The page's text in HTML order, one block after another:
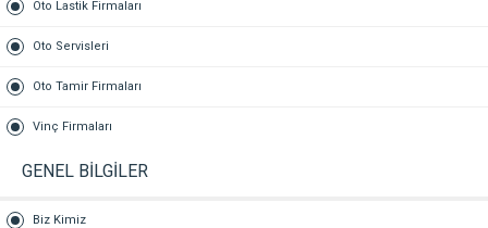
Oto Lastik Firmaları
Oto Servisleri
Oto Tamir Firmaları
Vinç Firmaları
GENEL BİLGİLER
Biz Kimiz